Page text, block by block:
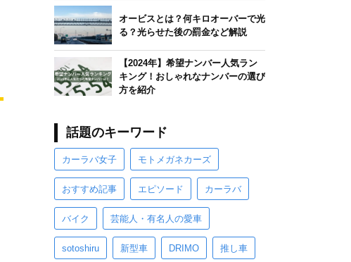
オービスとは？何キロオーバーで光
る？光らせた後の罰金など解説
【2024年】希望ナンバー人気ラン
キング！おしゃれなナンバーの選び
方を紹介
話題のキーワード
カーラバ女子 モトメガネカーズ
おすすめ記事 エピソード カーラバ
バイク 芸能人・有名人の愛車
sotoshiru 新型車 DRIMO 推し車